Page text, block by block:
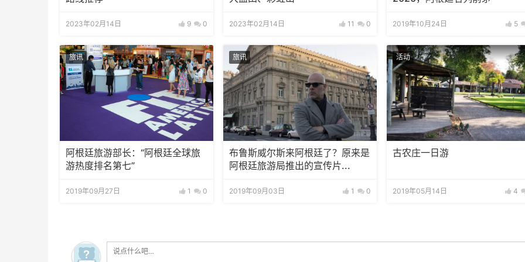
2023年02月14日 9 0 2023年02月14日 11 0 2019年10月24日 5
旅讯
阿根廷旅游部长：“阿根廷全球旅
游热度排名第七”
2019年09月27日 1 0
旅讯
布鲁斯威尔斯来阿根廷了？原来是
阿根廷旅游局推出的宣传片...
2019年09月03日 1 0
活动
古农庄一日游
2019年05月14日 4